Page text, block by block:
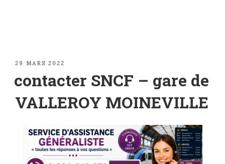
PUBLIÉ
29 MARS 2022
contacter SNCF – gare de
VALLEROY MOINEVILLE